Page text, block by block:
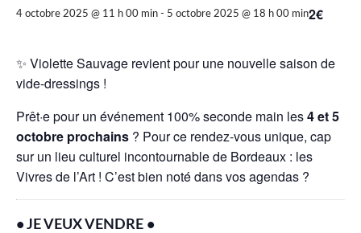
4 octobre 2025 @ 11 h 00 min - 5 octobre 2025 @ 18 h 00 min2€
✨ Violette Sauvage revient pour une nouvelle saison de
vide-dressings !
Prêt·e pour un événement 100% seconde main les4 et 5
octobre prochains ? Pour ce rendez-vous unique, cap
sur un lieu culturel incontournable de Bordeaux : les
Vivres de l’Art ! C’est bien noté dans vos agendas ?
• JE VEUX VENDRE •